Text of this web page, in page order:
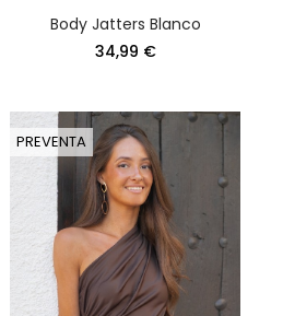
Body Jatters Blanco
34,99 €
PREVENTA